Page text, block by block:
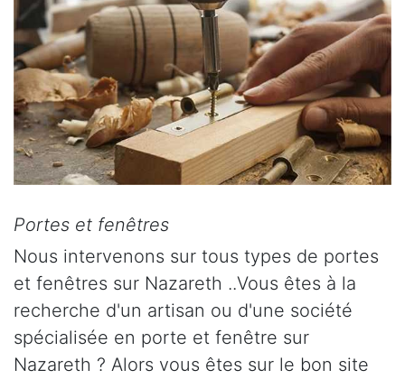
Portes et fenêtres
Nous intervenons sur tous types de portes
et fenêtres sur Nazareth ..Vous êtes à la
recherche d'un artisan ou d'une société
spécialisée en porte et fenêtre sur
Nazareth ? Alors vous êtes sur le bon site